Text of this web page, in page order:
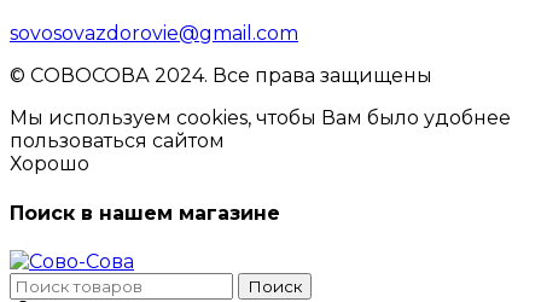
sovosovazdorovie@gmail.com
© CОВОСОВА 2024. Все права защищены
Мы используем cookies, чтобы Вам было удобнее
пользоваться сайтом
Хорошо
Поиск в нашем магазине
Поиск
Поиск